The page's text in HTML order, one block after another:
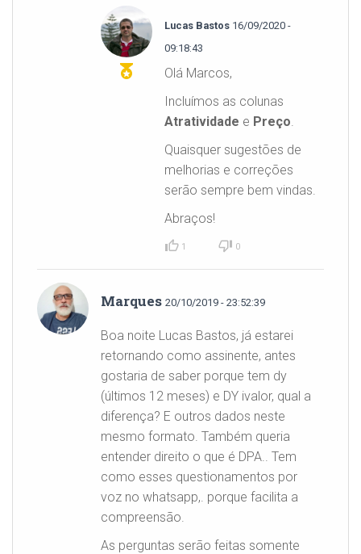
Lucas Bastos 16/09/2020 -
09:18:43
Olá Marcos,
Incluímos as colunas
Atratividade e Preço.
Quaisquer sugestões de
melhorias e correções
serão sempre bem vindas.
Abraços!
1 0
Marques 20/10/2019 - 23:52:39
Boa noite Lucas Bastos, já estarei
retornando como assinente, antes
gostaria de saber porque tem dy
(últimos 12 meses) e DY ivalor, qual a
diferença? E outros dados neste
mesmo formato. Também queria
entender direito o que é DPA.. Tem
como esses questionamentos por
voz no whatsapp,. porque facilita a
compreensão.
As perguntas serão feitas somente